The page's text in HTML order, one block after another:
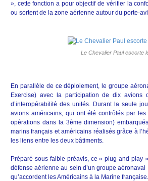
», cette fonction a pour objectif de vérifier la
ou sortent de la zone aérienne autour du porte-
Le Chevalier Paul escorte
En parallèle de ce déploiement, le groupe
Exercise) avec la participation de dix avions
d’interopérabilité des unités. Durant la seule
avions américains, qui ont été contrôlés par
opérations dans la 3ème dimension)
marins français et américains réalisés grâce à
les liens entre les deux bâtiments.
Préparé sous faible préavis, ce « plug and play
défense aérienne au sein d’un groupe
qu’accordent les Américains à la Marine